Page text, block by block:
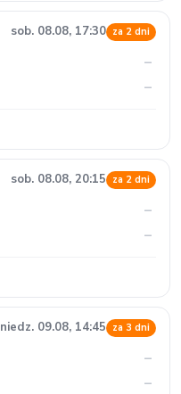
sob. 08.08, 17:30 za 2 dni
–
–
sob. 08.08, 20:15 za 2 dni
–
–
niedz. 09.08, 14:45 za 3 dni
–
–